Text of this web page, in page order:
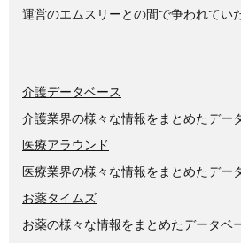
運営のエムスリーとの間で争われていた
介護データベース
介護業界の様々な情報をまとめたデー
医療アラウンド
医療業界の様々な情報をまとめたデー
お薬タイムズ
お薬の様々な情報をまとめたデータベ